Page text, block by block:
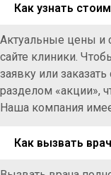
Как узнать
Актуальные цены и
сайте клиники.
заявку или
разделом «акции»,
Наша компания
Как вызвать